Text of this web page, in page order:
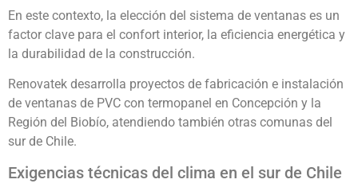
En este contexto, la elección del sistema de ventanas es un
factor clave para el confort interior, la eficiencia energética y
la durabilidad de la construcción.
Renovatek desarrolla proyectos de fabricación e instalación
de ventanas de PVC con termopanel en Concepción y la
Región del Biobío, atendiendo también otras comunas del
sur de Chile.
Exigencias técnicas del clima en el sur de Chile